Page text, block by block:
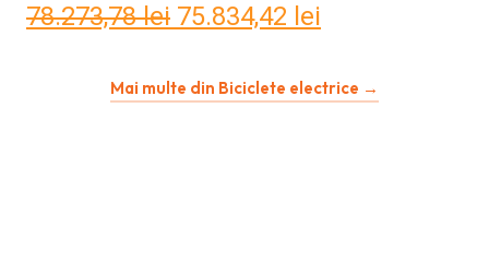
78.273,78lei Prețul
a
75.834,42 lei
este:
Mai multe din Biciclete electrice →